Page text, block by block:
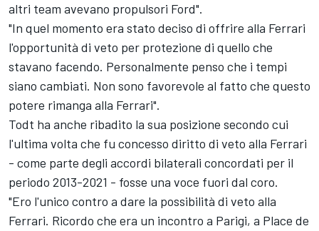
altri team avevano propulsori Ford".
"In quel momento era stato deciso di offrire alla Ferrari
l'opportunità di veto per protezione di quello che
stavano facendo. Personalmente penso che i tempi
siano cambiati. Non sono favorevole al fatto che questo
potere rimanga alla Ferrari".
Todt ha anche ribadito la sua posizione secondo cui
l'ultima volta che fu concesso diritto di veto alla Ferrari
- come parte degli accordi bilaterali concordati per il
periodo 2013-2021 - fosse una voce fuori dal coro.
"Ero l'unico contro a dare la possibilità di veto alla
Ferrari. Ricordo che era un incontro a Parigi, a Place de